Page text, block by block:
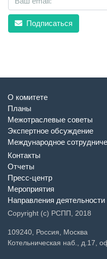
Подписаться
О комитете
Планы
Межотраслевые советы
Экспертное обсуждение
Международное
Контакты
Отчеты
Пресс-центр
Мероприятия
Направления деятельности
Copyright (c) РСПП, 2018
109240, Россия, Москва
Котельническая наб., д.17,